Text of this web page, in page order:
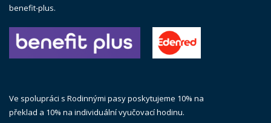
benefit-plus.
Ve spolupráci s Rodinnými pasy poskytujeme 10% na
překlad a 10% na individuální vyučovací hodinu.